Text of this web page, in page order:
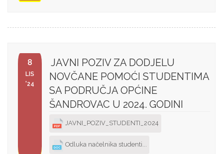
8
LIS
'24
JAVNI POZIV ZA DODJELU
NOVČANE POMOĆI STUDENTIMA
SA PODRUČJA OPĆINE
ŠANDROVAC U 2024. GODINI
JAVNI_POZIV_STUDENTI_2024
Odluka načelnika studenti...